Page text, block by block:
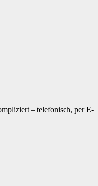
– telefonisch, per E-